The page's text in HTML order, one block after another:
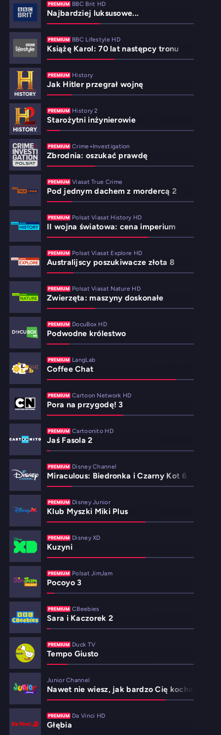
BBC Brit HD
Najbardziej luksusowe...
BBC Lifestyle HD
Książę Karol: 70 lat następcy tronu
History
Jak Hitler przegrał wojnę
History 2
Starożytni inżynierowie
Crime+Investigation
Zbrodnia: oszukać prawdę
Viasat True Crime
Pod jednym dachem z mordercą 2
Polsat Viasat History HD
II wojna światowa: cena imperium
Polsat Viasat Explore HD
Australijscy poszukiwacze złota 8
Polsat Viasat Nature HD
Zwierzęta: maszyny doskonałe
DocuBox HD
Podwodne królestwo
LangLab
Coffee Chat
Cartoon Network HD
Pora na przygodę! 3
Cartoonito HD
Jaś Fasola 2
Disney Channel
Miraculous: Biedronka i Czarny Kot 6
Disney Junior
Klub Myszki Miki Plus
Disney XD
Kuzyni
Polsat JimJam
Pocoyo 3
CBeebies
Sara i Kaczorek 2
Duck TV
Tempo Giusto
Junior Channel
Nawet nie wiesz, jak bardzo Cię kocham
Da Vinci HD
Głębia